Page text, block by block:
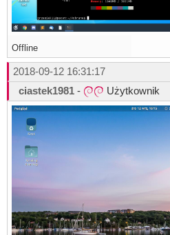
Offline
2018-09-12 16:31:17
ciastek1981 - Użytkownik